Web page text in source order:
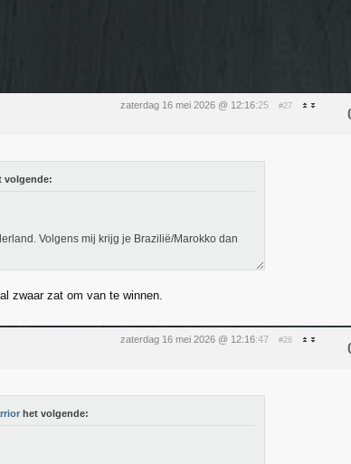
zaterdag 16 mei 2026 @ 12:16:25 #27
volgende:
Volgens mij krijg je Brazilië/Marokko dan
zwaar zat om van te winnen.
zaterdag 16 mei 2026 @ 12:16:47 #28
het volgende: